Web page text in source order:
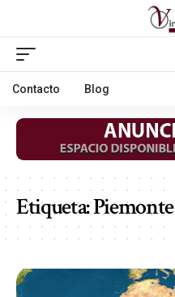
Contacto Blog
Etiqueta:Piemonte